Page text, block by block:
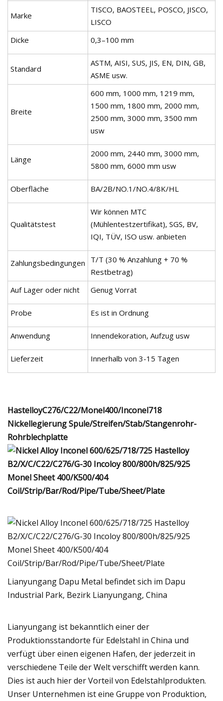
Marke
TISCO, BAOSTEEL, POSCO, JISCO,
LISCO
Dicke
0,3–100 mm
Standard
ASTM, AISI, SUS, JIS, EN, DIN, GB,
ASME usw.
Breite
600 mm, 1000 mm, 1219 mm,
1500 mm, 1800 mm, 2000 mm,
2500 mm, 3000 mm, 3500 mm
usw
Länge
2000 mm, 2440 mm, 3000 mm,
5800 mm, 6000 mm usw
Oberfläche BA/2B/NO.1/NO.4/8K/HL
Qualitätstest
Wir können MTC
(Mühlentestzertifikat), SGS, BV,
IQI, TÜV, ISO usw. anbieten
Zahlungsbedingungen
T/T (30 % Anzahlung + 70 %
Restbetrag)
Auf Lager oder nicht
Genug Vorrat
Probe Es ist in Ordnung
Anwendung Innendekoration, Aufzug usw
Lieferzeit Innerhalb von 3-15 Tagen
HastelloyC276/C22/Monel400/Inconel718
Nickellegierung Spule/Streifen/Stab/Stangenrohr-
Rohrblechplatte
Lianyungang Dapu Metal befindet sich im Dapu
Industrial Park, Bezirk Lianyungang, China
Lianyungang ist bekanntlich einer der
Produktionsstandorte für Edelstahl in China und
verfügt über einen eigenen Hafen, der jederzeit in
verschiedene Teile der Welt verschifft werden kann.
Dies ist auch hier der Vorteil von Edelstahlprodukten.
Unser Unternehmen ist eine Gruppe von Produktion,